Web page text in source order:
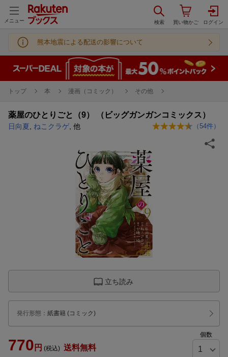
メニュー
熊本地震による配送の影響について
トップ 本 漫画（コミック） その他
薬屋のひとりごと（9） （ビッグガンガンコミックス）
日向夏 ねこクラゲ , 他 （54件）
立ち読み
発行形態 ： 紙書籍 (コミック)
770 円 (税込) 送料無料
個数